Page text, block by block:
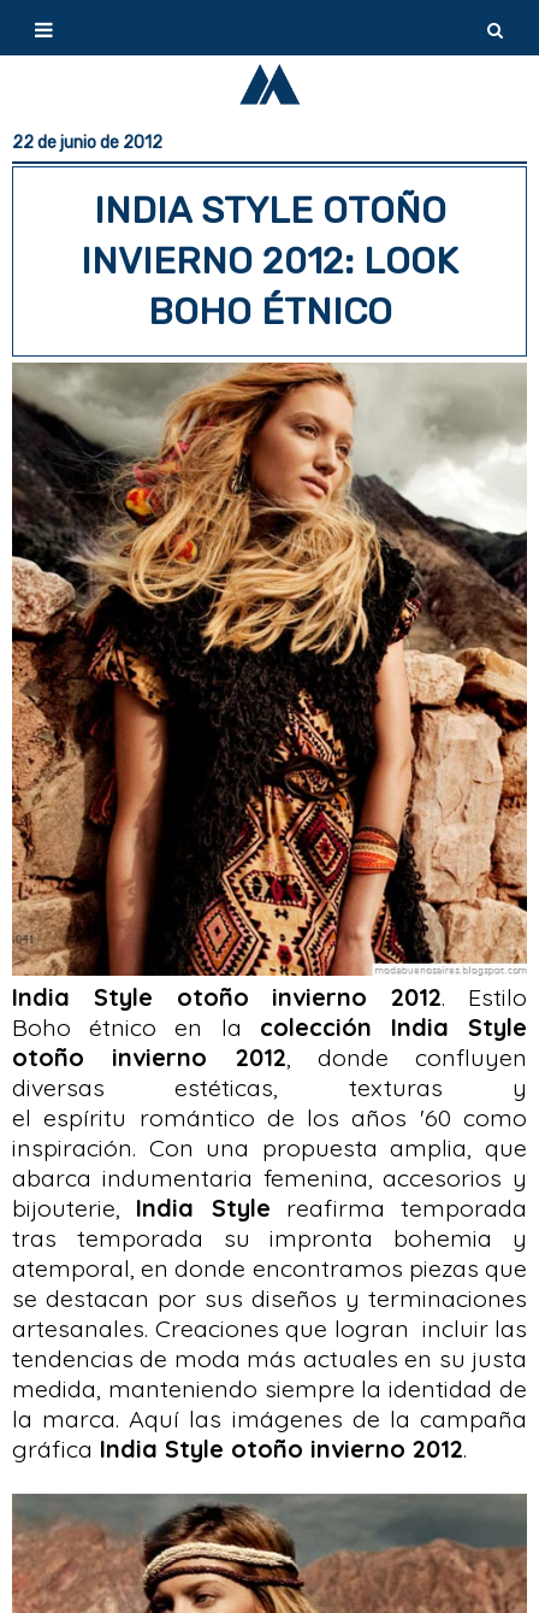
22 de junio de 2012
INDIA STYLE OTOÑO
INVIERNO 2012: LOOK
BOHO ÉTNICO
India Style otoño invierno 2012. Estilo
Boho étnico en la colección India Style
otoño invierno 2012, donde confluyen
diversas estéticas, texturas y
el espíritu romántico de los años '60 como
inspiración. Con una propuesta amplia, que
abarca indumentaria femenina, accesorios y
bijouterie, India Style reafirma temporada
tras temporada su impronta bohemia y
atemporal, en donde encontramos piezas que
se destacan por sus diseños y terminaciones
artesanales. Creaciones que logran incluir las
tendencias de moda más actuales en su justa
medida, manteniendo siempre la identidad de
la marca. Aquí las imágenes de la campaña
gráfica India Style otoño invierno 2012.